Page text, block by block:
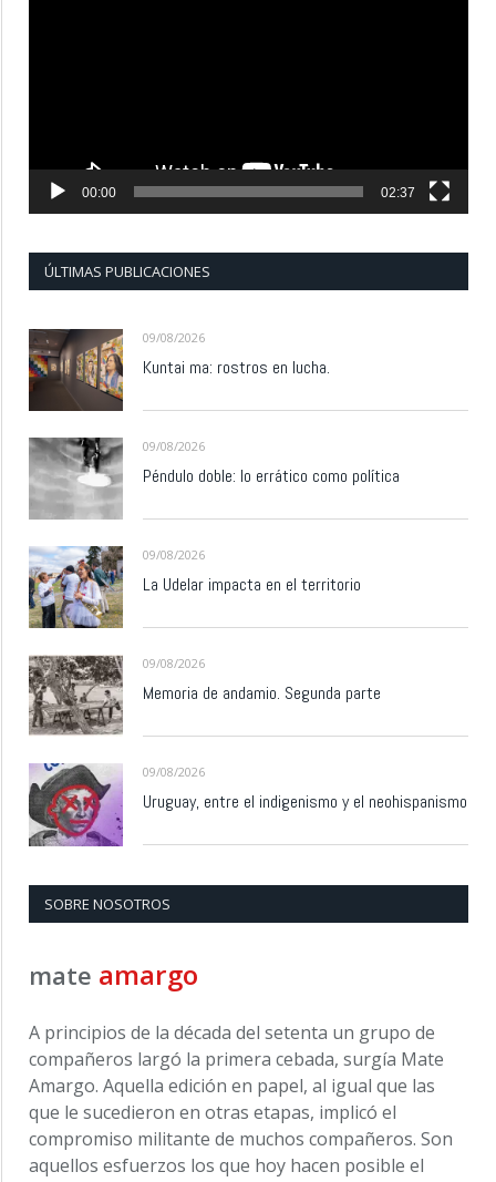
00:00 02:37
ÚLTIMAS PUBLICACIONES
09/08/2026
Kuntai ma: rostros en lucha.
09/08/2026
Péndulo doble: lo errático como política
09/08/2026
La Udelar impacta en el territorio
09/08/2026
Memoria de andamio. Segunda parte
09/08/2026
Uruguay, entre el indigenismo y el neohispanismo
SOBRE NOSOTROS
mate amargo
A principios de la década del setenta un grupo de
compañeros largó la primera cebada, surgía Mate
Amargo. Aquella edición en papel, al igual que las
que le sucedieron en otras etapas, implicó el
compromiso militante de muchos compañeros. Son
aquellos esfuerzos los que hoy hacen posible el